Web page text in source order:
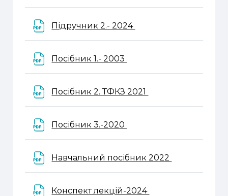
Підручник 2.- 2024
Посібник 1.- 2003
Посібник 2. ТФКЗ 2021
Посібник 3.-2020
Навчальний посібник 2022
Конспект лекцій-2024